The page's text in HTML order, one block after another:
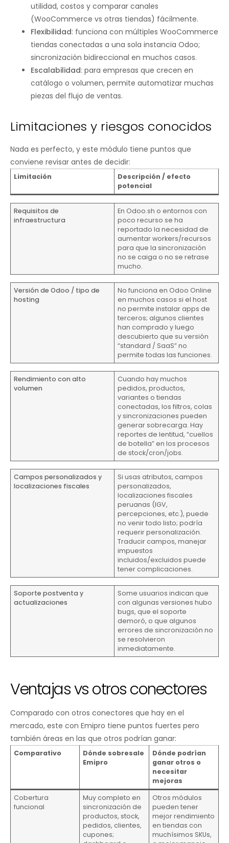
utilidad, costos y comparar canales
(WooCommerce vs otras tiendas) fácilmente.
Flexibilidad: funciona con múltiples WooCommerce
tiendas conectadas a una sola instancia Odoo;
sincronización bidireccional en muchos casos.
Escalabilidad: para empresas que crecen en
catálogo o volumen, permite automatizar muchas
piezas del flujo de ventas.
Limitaciones y riesgos conocidos
Nada es perfecto, y este módulo tiene puntos que
conviene revisar antes de decidir:
Limitación
Descripción / efecto
potencial
Requisitos de
infraestructura
En Odoo.sh o entornos con
poco recurso se ha
reportado la necesidad de
aumentar workers/recursos
para que la sincronización
no se caiga o no se retrase
mucho.
Versión de Odoo / tipo de
hosting
No funciona en Odoo Online
en muchos casos si el host
no permite instalar apps de
terceros; algunos clientes
han comprado y luego
descubierto que su versión
“standard / SaaS” no
permite todas las funciones.
Rendimiento con alto
volumen
Cuando hay muchos
pedidos, productos,
variantes o tiendas
conectadas, los filtros, colas
y sincronizaciones pueden
generar sobrecarga. Hay
reportes de lentitud, “cuellos
de botella” en los procesos
de stock/cron/jobs.
Campos personalizados y
localizaciones fiscales
Si usas atributos, campos
personalizados,
localizaciones fiscales
peruanas (IGV,
percepciones, etc.), puede
no venir todo listo; podría
requerir personalización.
Traducir campos, manejar
impuestos
incluidos/excluidos puede
tener complicaciones.
Soporte postventa y
actualizaciones
Some usuarios indican que
con algunas versiones hubo
bugs, que el soporte
demoró, o que algunos
errores de sincronización no
se resolvieron
inmediatamente.
Ventajas vs otros conectores
Comparado con otros conectores que hay en el
mercado, este con Emipro tiene puntos fuertes pero
también áreas en las que otros podrían ganar:
Comparativo
Dónde sobresale
Emipro
Dónde podrían
ganar otros o
necesitar
mejoras
Cobertura
funcional
Muy completo en
sincronización de
productos, stock,
pedidos, clientes,
cupones;
Otros módulos
pueden tener
mejor rendimiento
en tiendas con
muchísimos SKUs,